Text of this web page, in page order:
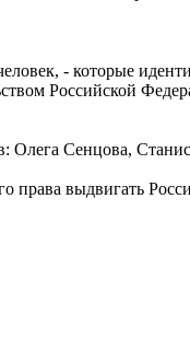
- которые
Российской
Сенцова,
выдвигать